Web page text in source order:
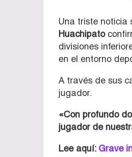
Una triste noticia
Huachipato
divisiones
en el entorno
A través de sus
jugador.
«Con profundo
jugador de
Lee aquí: Grave